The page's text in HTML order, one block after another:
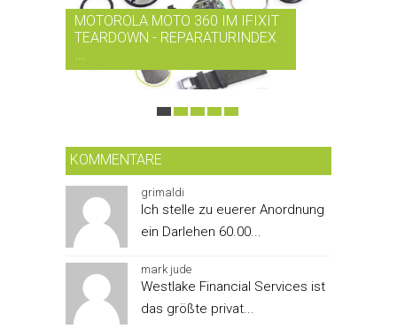
MOTOROLA MOTO 360 IM IFIXIT
TEARDOWN - REPARATURINDEX
...
KOMMENTARE
grimaldi
Ich stelle zu euerer Anordnung
ein Darlehen 60.00...
mark jude
Westlake Financial Services ist
das größte privat...